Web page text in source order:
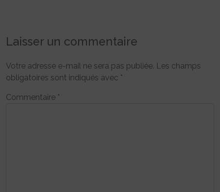
Laisser un commentaire
Votre adresse e-mail ne sera pas publiée. Les champs
obligatoires sont indiqués avec *
Commentaire *